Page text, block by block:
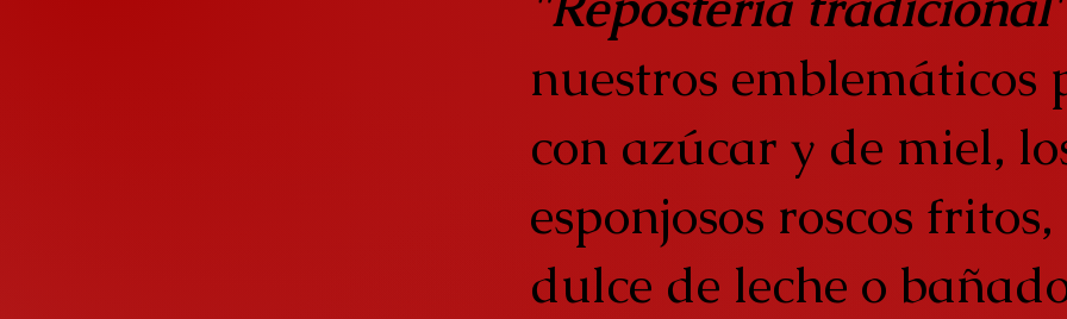
nuestros emblemáticos
con azúcar y de miel,
esponjosos roscos
dulce de leche o